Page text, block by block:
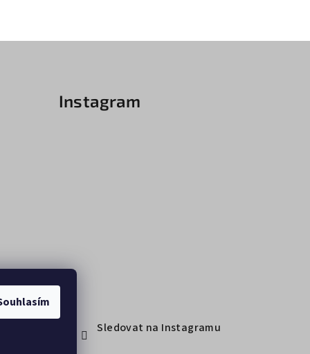
Instagram
Sledovat na Instagramu